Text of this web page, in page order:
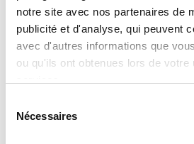
notre site avec nos partenaires de
publicité et d'analyse, qui peuvent
avec d'autres informations que
ou qu'ils ont obtenues lors de votre
Nécessaires
-Peu sensible aux maladies,
gel
-Enracinement profond
-Réduit le CO 2, purifie la qualité